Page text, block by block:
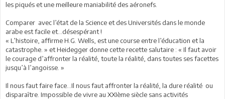
les piqués et une meilleure maniabilité des aéronefs.
Comparer avec l’état de la Science et des Universités dans le monde
arabe est facile et…désespérant !
« L’histoire, affirme H.G. Wells, est une course entre l’éducation et la
catastrophe. » et Heidegger donne cette recette salutaire : « Il faut avoir
le courage d’affronter la réalité, toute la réalité, dans toutes ses facettes
jusqu’à l’angoisse. »
Il nous faut faire face…Il nous faut affronter la réalité, la dure réalité ou
disparaître. Impossible de vivre au XXIème siècle sans activités